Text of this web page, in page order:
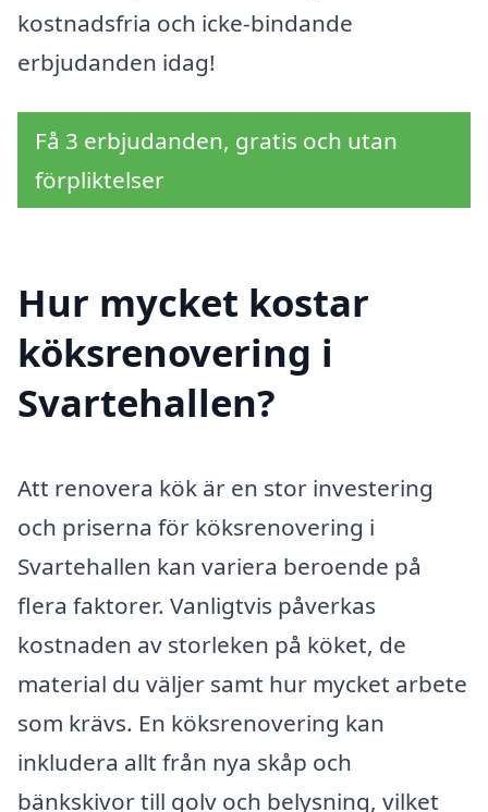
kostnadsfria och icke-bindande
erbjudanden idag!
Få 3 erbjudanden, gratis och utan
förpliktelser
Hur mycket kostar
köksrenovering i
Svartehallen?
Att renovera kök är en stor investering
och priserna för köksrenovering i
Svartehallen kan variera beroende på
flera faktorer. Vanligtvis påverkas
kostnaden av storleken på köket, de
material du väljer samt hur mycket arbete
som krävs. En köksrenovering kan
inkludera allt från nya skåp och
bänkskivor till golv och belysning, vilket